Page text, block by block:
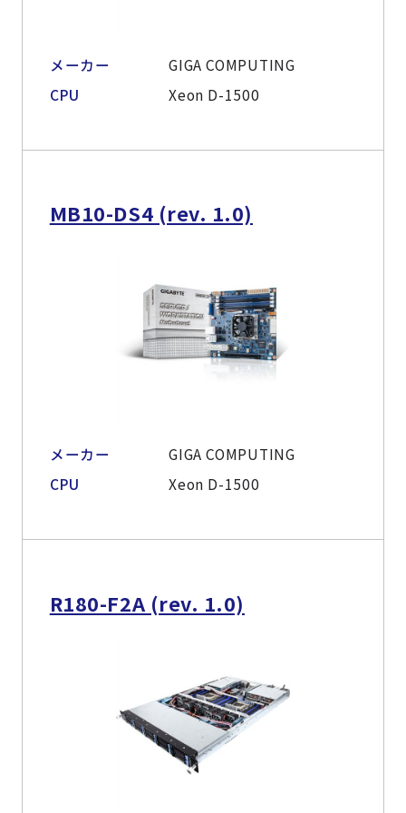
メーカー
GIGA COMPUTING
CPU
Xeon D-1500
MB10-DS4 (rev. 1.0)
メーカー
GIGA COMPUTING
CPU
Xeon D-1500
R180-F2A (rev. 1.0)